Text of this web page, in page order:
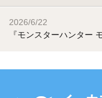
2026/6/22
『モンスターハンター